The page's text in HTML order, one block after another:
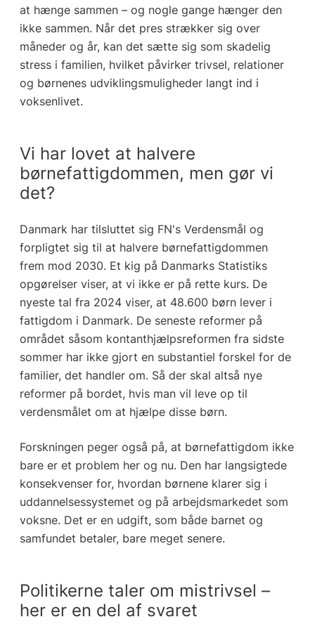
at hænge sammen – og nogle gange hænger den
ikke sammen. Når det pres strækker sig over
måneder og år, kan det sætte sig som skadelig
stress i familien, hvilket påvirker trivsel, relationer
og børnenes udviklingsmuligheder langt ind i
voksenlivet.
Vi har lovet at halvere
børnefattigdommen, men gør vi
det?
Danmark har tilsluttet sig FN's Verdensmål og
forpligtet sig til at halvere børnefattigdommen
frem mod 2030. Et kig på Danmarks Statistiks
opgørelser viser, at vi ikke er på rette kurs. De
nyeste tal fra 2024 viser, at 48.600 børn lever i
fattigdom i Danmark. De seneste reformer på
området såsom kontanthjælpsreformen fra sidste
sommer har ikke gjort en substantiel forskel for de
familier, det handler om. Så der skal altså nye
reformer på bordet, hvis man vil leve op til
verdensmålet om at hjælpe disse børn.
Forskningen peger også på, at børnefattigdom ikke
bare er et problem her og nu. Den har langsigtede
konsekvenser for, hvordan børnene klarer sig i
uddannelsessystemet og på arbejdsmarkedet som
voksne. Det er en udgift, som både barnet og
samfundet betaler, bare meget senere.
Politikerne taler om mistrivsel –
her er en del af svaret